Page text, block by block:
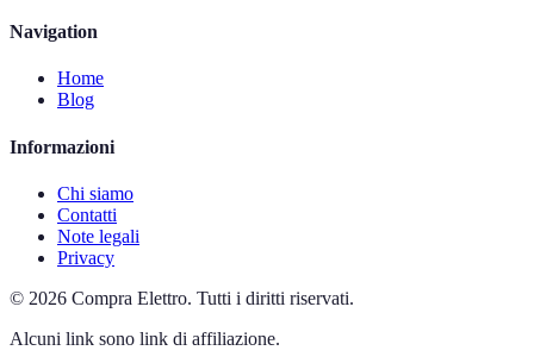
Navigation
Home
Blog
Informazioni
Chi siamo
Contatti
Note legali
Privacy
© 2026 Compra Elettro. Tutti i diritti riservati.
Alcuni link sono link di affiliazione.